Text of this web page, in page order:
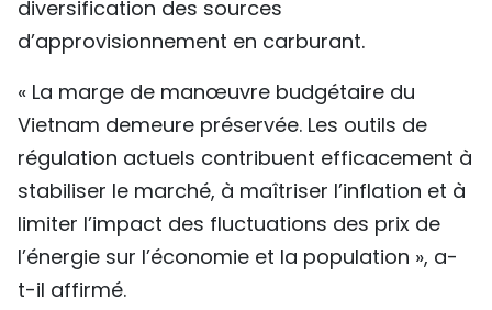
diversification des sources
d’approvisionnement en carburant.
« La marge de manœuvre budgétaire du
Vietnam demeure préservée. Les outils de
régulation actuels contribuent efficacement à
stabiliser le marché, à maîtriser l’inflation et à
limiter l’impact des fluctuations des prix de
l’énergie sur l’économie et la population », a-
t-il affirmé.